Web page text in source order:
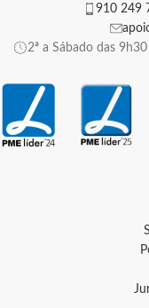
910 249
2ª a Sábado das